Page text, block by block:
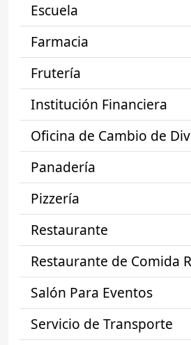
Escuela
Farmacia
Frutería
Institución Financiera
Oficina de Cambio de
Panadería
Pizzería
Restaurante
Restaurante de Comida
Salón Para Eventos
Servicio de Transporte